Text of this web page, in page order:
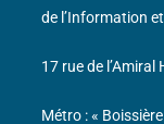
de l’Information
17 rue de l’Amiral
Métro : «